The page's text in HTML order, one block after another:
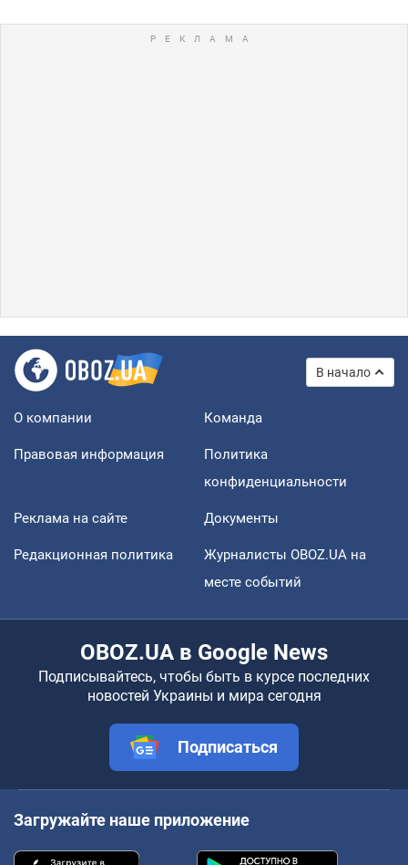
В начало
О компании Команда
Правовая информация
Политика
конфиденциальности
Реклама на сайте Документы
Редакционная политика
Журналисты OBOZ.UA на
месте событий
OBOZ.UA в Google News
Подписывайтесь, чтобы быть в курсе последних
новостей Украины и мира сегодня
Подписаться
Загружайте наше приложение